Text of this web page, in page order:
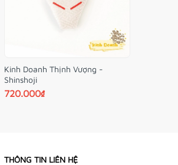
Kinh Doanh Thịnh Vượng -
Shinshoji
720.000₫
THÔNG TIN LIÊN HỆ